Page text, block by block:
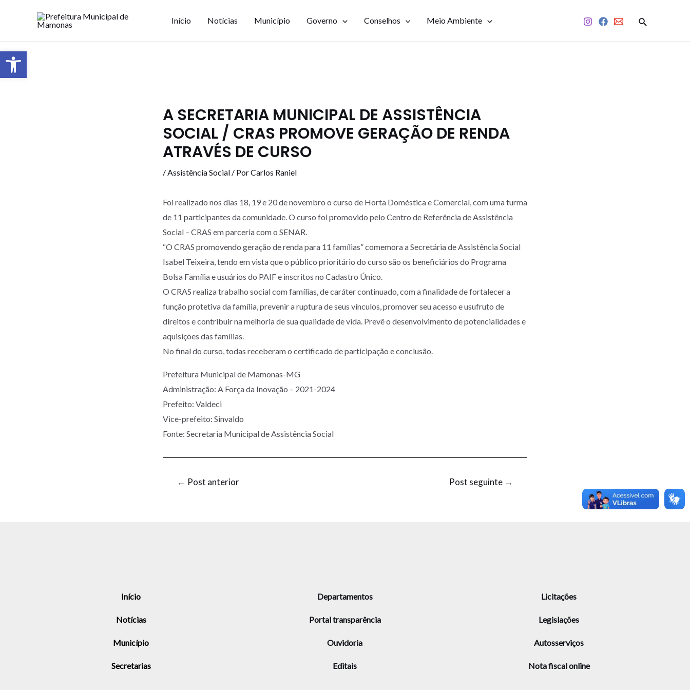
Início Notícias Município Governo Conselhos Meio Ambiente
A SECRETARIA MUNICIPAL DE ASSISTÊNCIA
SOCIAL / CRAS PROMOVE GERAÇÃO DE RENDA
ATRAVÉS DE CURSO
/Assistência Social / PorCarlos Raniel
Foi realizado nos dias 18, 19 e 20 de novembro o curso de Horta Doméstica e Comercial, com uma turma
de 11 participantes da comunidade. O curso foi promovido pelo Centro de Referência de Assistência
Social – CRAS em parceria com o SENAR.
“O CRAS promovendo geração de renda para 11 famílias” comemora a Secretária de Assistência Social
Isabel Teixeira, tendo em vista que o público prioritário do curso são os beneficiários do Programa
Bolsa Família e usuários do PAIF e inscritos no Cadastro Único.
O CRAS realiza trabalho social com famílias, de caráter continuado, com a finalidade de fortalecer a
função protetiva da família, prevenir a ruptura de seus vínculos, promover seu acesso e usufruto de
direitos e contribuir na melhoria de sua qualidade de vida. Prevê o desenvolvimento de potencialidades e
aquisições das famílias.
No final do curso, todas receberam o certificado de participação e conclusão.
Prefeitura Municipal de Mamonas-MG
Administração: A Força da Inovação – 2021-2024
Prefeito: Valdeci
Vice-prefeito: Sinvaldo
Fonte: Secretaria Municipal de Assistência Social
← Post anterior Post seguinte →
Início
Notícias
Município
Secretarias
Departamentos
Portal transparência
Ouvidoria
Editais
Licitações
Legislações
Autosserviços
Nota fiscal online
Barra de Ferramentas Aberta